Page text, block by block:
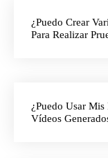
¿Puedo Crear
Para Realizar
¿Puedo Usar
Vídeos